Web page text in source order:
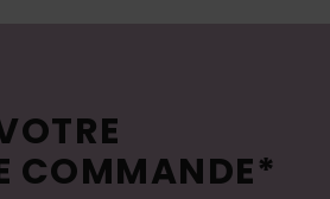
COMMANDE*